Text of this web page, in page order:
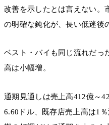
改善を示したとは言えない。
の明確な鈍化が、長い低迷後
ベスト・バイも同じ流れだっ
高は小幅増。
通期見通しは売上高412億～
6.60ドル、既存店売上高は1